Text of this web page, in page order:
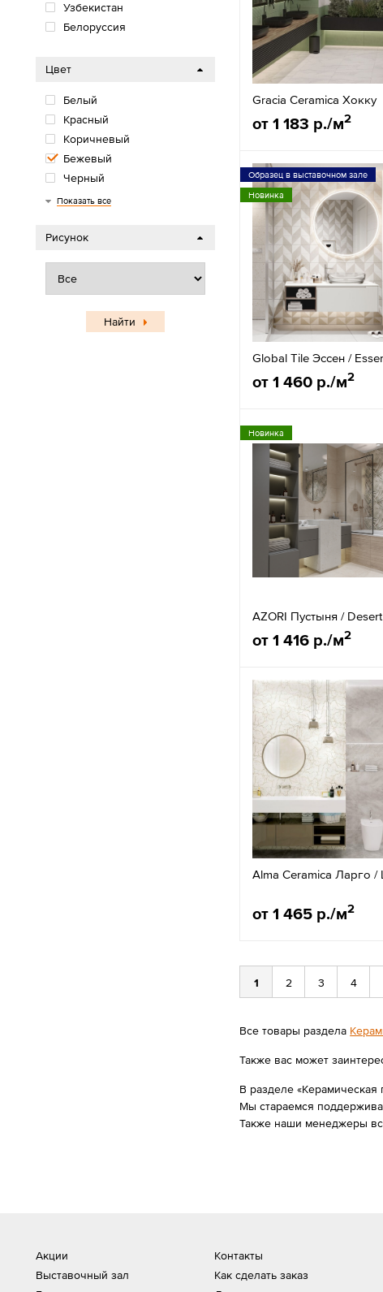
Gracia Ceramica Хокку
от 1 183 р./м2
Образец в выставочном зале
Новинка
Global Tile Эссен /
от 1 460 р./м2
Новинка
AZORI Пустыня / Desert
от 1 416 р./м2
Alma Ceramica Ларго /
от 1 465 р./м2
1 2 3 4
Все товары раздела
Также вас может
В разделе «Керамическая
Мы стараемся
Также наши менеджеры
Узбекистан
Белоруссия
Цвет
Белый
Красный
Коричневый
Бежевый
Черный
Серый
Голубой
Фиолетовый
Розовый
Синий
Зеленый
Оранжевый
Желтый
Сиреневый
Золото
Антрацит
Показать все
Рисунок
Найти
Акции
Выставочный зал
Контакты
Как сделать заказ